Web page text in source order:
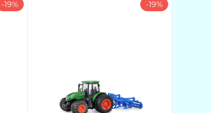
-19% -19%